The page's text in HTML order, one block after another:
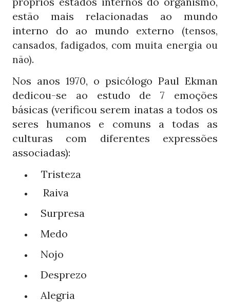
estão mais relacionadas ao mundo
interno do ao mundo externo (tensos,
cansados, fadigados, com muita energia ou
não).
Nos anos 1970, o psicólogo Paul Ekman
dedicou-se ao estudo de7 emoções
básicas (verificou serem inatas a todos os
seres humanos e comuns a todas as
culturas com diferentes expressões
associadas):
Tristeza
Raiva
Surpresa
Medo
Nojo
Desprezo
Alegria